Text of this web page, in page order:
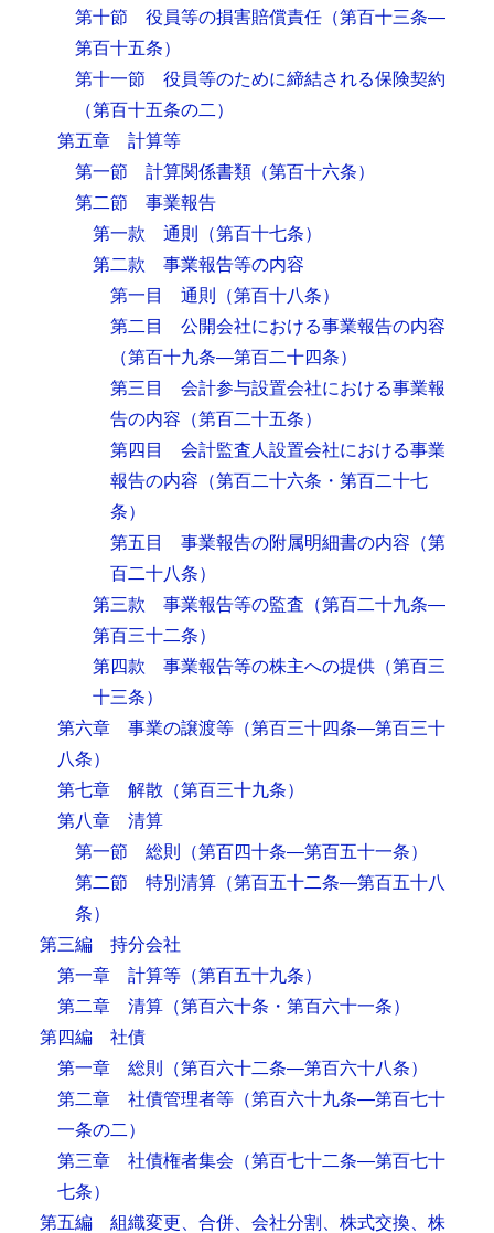
第十節 役員等の損害賠償責任 （第百十三条―
第百十五条）
第十一節 役員等のために締結される保険契約
（第百十五条の二）
第五章 計算等
第一節 計算関係書類 （第百十六条）
第二節 事業報告
第一款 通則 （第百十七条）
第二款 事業報告等の内容
第一目 通則 （第百十八条）
第二目 公開会社における事業報告の内容
（第百十九条―第百二十四条）
第三目 会計参与設置会社における事業報
告の内容 （第百二十五条）
第四目 会計監査人設置会社における事業
報告の内容 （第百二十六条・第百二十七
条）
第五目 事業報告の附属明細書の内容 （第
百二十八条）
第三款 事業報告等の監査 （第百二十九条―
第百三十二条）
第四款 事業報告等の株主への提供 （第百三
十三条）
第六章 事業の譲渡等 （第百三十四条―第百三十
八条）
第七章 解散 （第百三十九条）
第八章 清算
第一節 総則 （第百四十条―第百五十一条）
第二節 特別清算 （第百五十二条―第百五十八
条）
第三編 持分会社
第一章 計算等 （第百五十九条）
第二章 清算 （第百六十条・第百六十一条）
第四編 社債
第一章 総則 （第百六十二条―第百六十八条）
第二章 社債管理者等 （第百六十九条―第百七十
一条の二）
第三章 社債権者集会 （第百七十二条―第百七十
七条）
第五編 組織変更、合併、会社分割、株式交換、株